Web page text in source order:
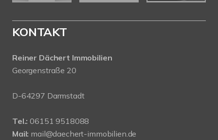
KONTAKT
Reiner Dächert Immobilien
Georgenstraße 20
D-64297 Darmstadt
Tel.: 06151 9518088
Mail: mail@daechert-immobilien.de